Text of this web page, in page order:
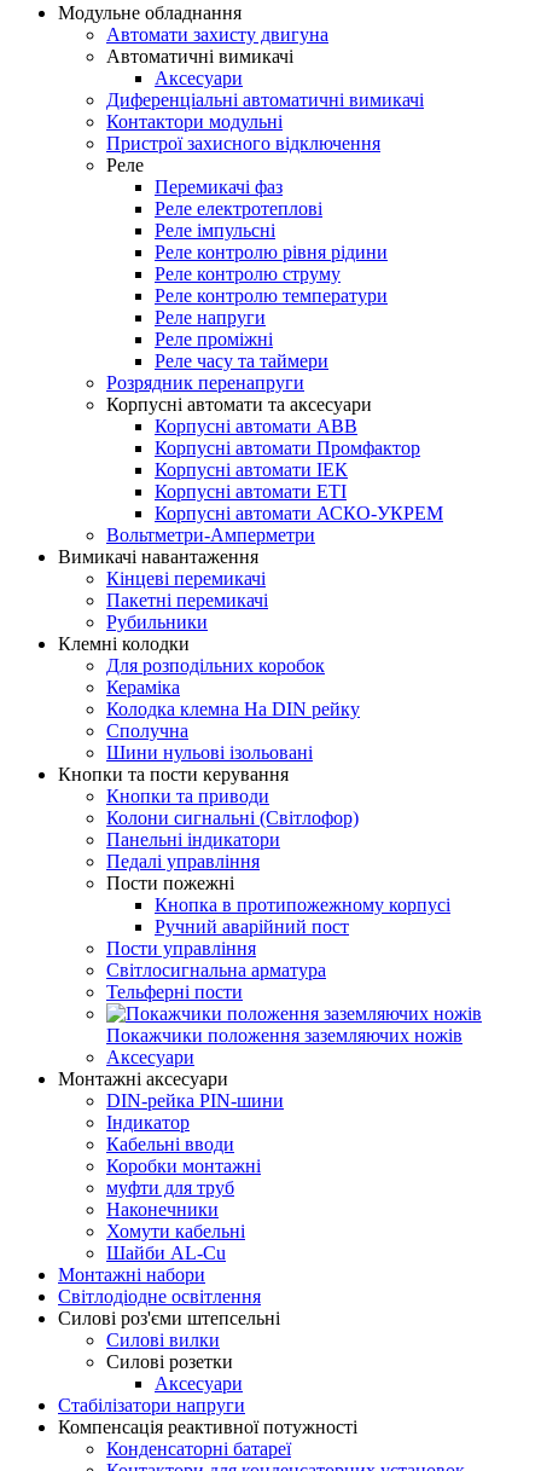
Модульне обладнання
Автомати захисту двигуна
Автоматичні вимикачі
Аксесуари
Диференціальні автоматичні вимикачі
Контактори модульні
Пристрої захисного відключення
Реле
Перемикачі фаз
Реле електротеплові
Реле імпульсні
Реле контролю рівня рідини
Реле контролю струму
Реле контролю температури
Реле напруги
Реле проміжні
Реле часу та таймери
Розрядник перенапруги
Корпусні автомати та аксесуари
Корпусні автомати ABB
Корпусні автомати Промфактор
Корпусні автомати ІЕК
Корпусні автомати ETI
Корпусні автомати АСКО-УКРЕМ
Вольтметри-Амперметри
Вимикачі навантаження
Кінцеві перемикачі
Пакетні перемикачі
Рубильники
Клемні колодки
Для розподільних коробок
Кераміка
Колодка клемна На DIN рейку
Сполучна
Шини нульові ізольовані
Кнопки та пости керування
Кнопки та приводи
Колони сигнальні (Світлофор)
Панельні індикатори
Педалі управління
Пости пожежні
Кнопка в протипожежному корпусі
Ручний аварійний пост
Пости управління
Світлосигнальна арматура
Тельферні пости
Покажчики положення заземляючих ножів
Аксесуари
Монтажні аксесуари
DIN-рейка PIN-шини
Індикатор
Кабельні вводи
Коробки монтажні
муфти для труб
Наконечники
Хомути кабельні
Шайби AL-Сu
Монтажні набори
Світлодіодне освітлення
Силові роз'єми штепсельні
Силові вилки
Силові розетки
Аксесуари
Стабілізатори напруги
Компенсація реактивної потужності
Конденсаторні батареї